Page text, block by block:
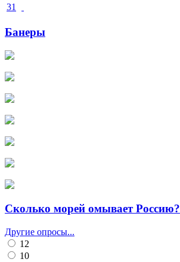
31
Банеры
Сколько морей омывает Россию?
Другие опросы...
12
10